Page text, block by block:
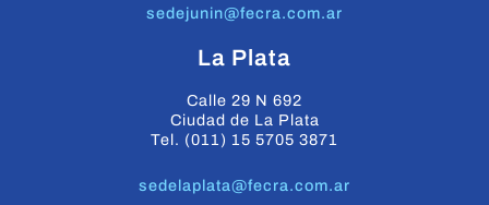
sedejunin@fecra.com.ar
La Plata
Calle 29 N 692
Ciudad de La Plata
Tel. (011) 15 5705 3871
sedelaplata@fecra.com.ar